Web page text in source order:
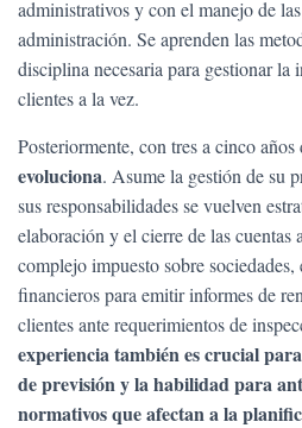
administrativos y con el manejo de
administración. Se aprenden las
disciplina necesaria para gestionar
clientes a la vez.
Posteriormente, con tres a cinco años
evoluciona. Asume la gestión de su
sus responsabilidades se vuelven
elaboración y el cierre de las cuentas
complejo impuesto sobre sociedades,
financieros para emitir informes de
clientes ante requerimientos de
experiencia también es crucial
de previsión y la habilidad para
normativos que afectan a la